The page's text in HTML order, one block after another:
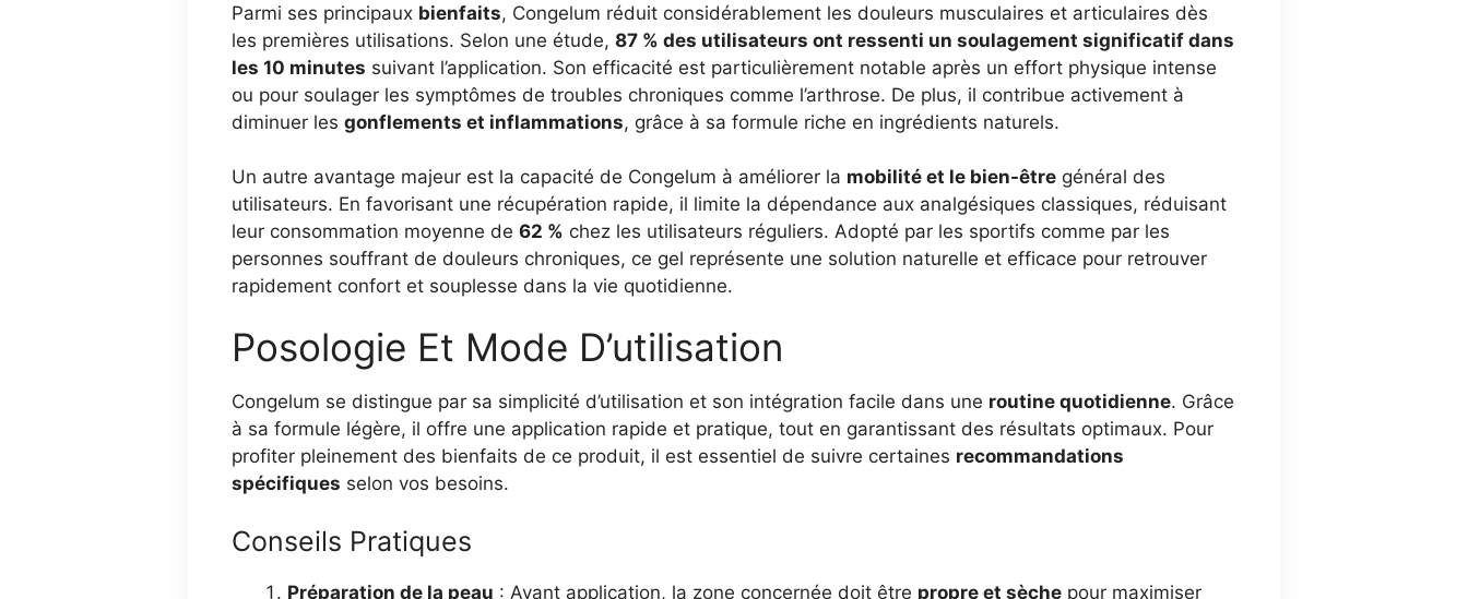
Parmi ses principaux bienfaits, Congelum réduit considérablement les douleurs musculaires et articulaires dès
les premières utilisations. Selon une étude, 87 % des utilisateurs ont ressenti un soulagement significatif dans
les 10 minutes suivant l’application. Son efficacité est particulièrement notable après un effort physique intense
ou pour soulager les symptômes de troubles chroniques comme l’arthrose. De plus, il contribue activement à
diminuer les gonflements et inflammations, grâce à sa formule riche en ingrédients naturels.
Un autre avantage majeur est la capacité de Congelum à améliorer la mobilité et le bien-être général des
utilisateurs. En favorisant une récupération rapide, il limite la dépendance aux analgésiques classiques, réduisant
leur consommation moyenne de 62 % chez les utilisateurs réguliers. Adopté par les sportifs comme par les
personnes souffrant de douleurs chroniques, ce gel représente une solution naturelle et efficace pour retrouver
rapidement confort et souplesse dans la vie quotidienne.
Posologie Et Mode D’utilisation
Congelum se distingue par sa simplicité d’utilisation et son intégration facile dans une routine quotidienne. Grâce
à sa formule légère, il offre une application rapide et pratique, tout en garantissant des résultats optimaux. Pour
profiter pleinement des bienfaits de ce produit, il est essentiel de suivre certaines recommandations
spécifiques selon vos besoins.
Conseils Pratiques
Préparation de la peau : Avant application, la zone concernée doit être propre et sèche pour maximiser